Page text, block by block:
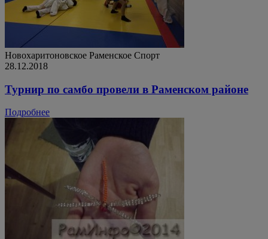
Новохаритоновское Раменское Спорт
28.12.2018
Турнир по самбо провели в Раменском районе
Подробнее